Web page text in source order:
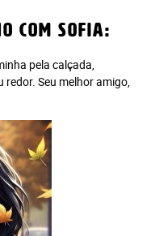
com Sofia:
pela calçada,
Seu melhor amigo,